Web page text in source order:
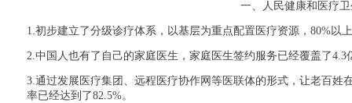
一、人民健康和医疗
1.初步建立了分级诊疗体系，以基层为重点配置医疗资源， 80%以
2.中国人也有了自己的家庭医生，家庭医生签约服务已经覆盖了4.3
3.通过发展医疗集团、远程医疗协作网等医联体的形式，让老百
率已经达到了82.5%。